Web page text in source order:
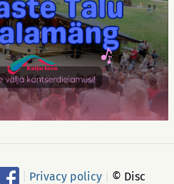
Privacy policy
© Disc